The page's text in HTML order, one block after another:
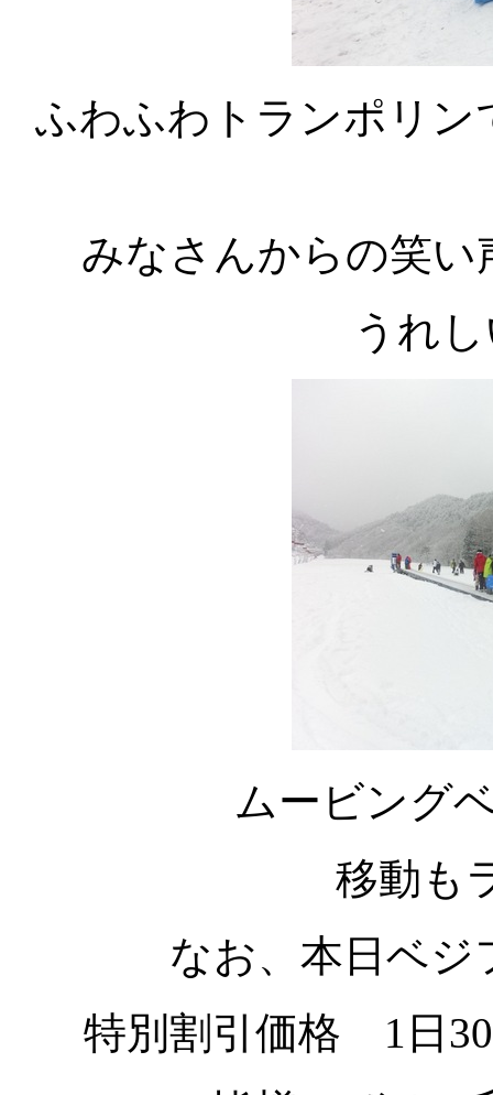
ふわふわトランポリ
みなさんからの笑い
うれ
ムービング
移動も
なお、本日ベジ
特別割引価格 1日